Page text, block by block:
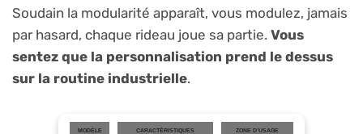
Soudain la modularité apparaît, vous modulez, jamais
par hasard, chaque rideau joue sa partie. Vous
sentez que la personnalisation prend le dessus
sur la routine industrielle.
MODÈLE
CARACTÉRISTIQUES
ZONE D’USAGE